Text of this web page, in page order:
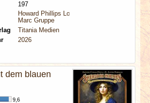
197
Howard Phillips Lovecraft
Marc Gruppe
Titania Medien
2026
dem blauen
9,6